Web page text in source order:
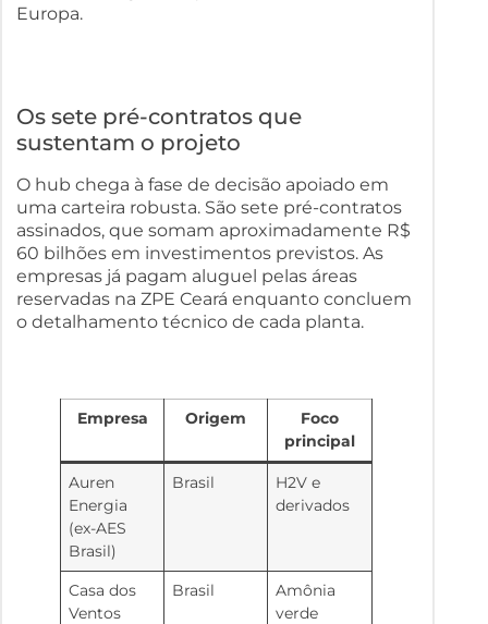
Europa.
Os sete pré-contratos que
sustentam o projeto
O hub chega à fase de decisão apoiado em
uma carteira robusta. São sete pré-contratos
assinados, que somam aproximadamente R$
60 bilhões em investimentos previstos. As
empresas já pagam aluguel pelas áreas
reservadas na ZPE Ceará enquanto concluem
o detalhamento técnico de cada planta.
Empresa Origem
Foco
principal
Auren
Energia
(ex-AES
Brasil)
Brasil
H2V e
derivados
Casa dos
Ventos
Brasil
Amônia
verde